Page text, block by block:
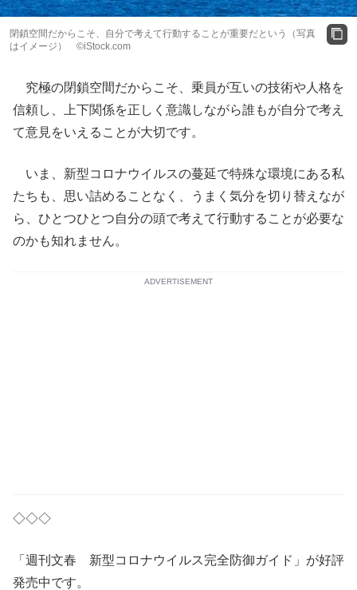
閉鎖空間だからこそ、自分で考えて行動することが重要だという（写真
はイメージ） ©️iStock.com
究極の閉鎖空間だからこそ、乗員が互いの技術や人格を
信頼し、上下関係を正しく意識しながら誰もが自分で考え
て意見をいえることが大切です。
いま、新型コロナウイルスの蔓延で特殊な環境にある私
たちも、思い詰めることなく、うまく気分を切り替えなが
ら、ひとつひとつ自分の頭で考えて行動することが必要な
のかも知れません。
ADVERTISEMENT
◇◇◇
「週刊文春 新型コロナウイルス完全防御ガイド」が好評
発売中です。